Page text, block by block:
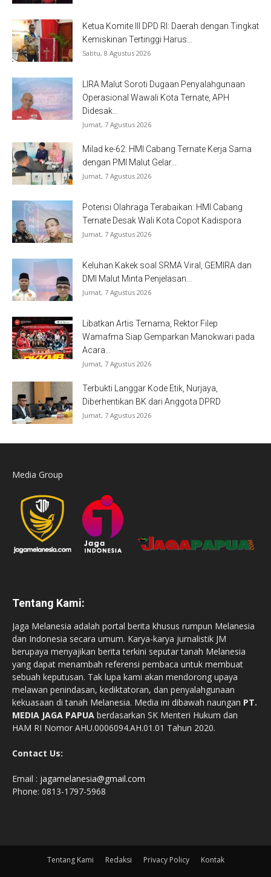
Ketua Komite III DPD RI: Daerah dengan Tingkat
Kemiskinan Tertinggi Harus...
Sabtu, 8 Agustus 2026
LIRA Malut Soroti Dugaan Penyalahgunaan
Operasional Wawali Kota Ternate, APH
Didesak...
Jumat, 7 Agustus 2026
Milad ke-62: HMI Cabang Ternate Kerja Sama
dengan PMI Malut Gelar...
Jumat, 7 Agustus 2026
Potensi Olahraga Terabaikan: HMI Cabang
Ternate Desak Wali Kota Copot Kadispora
Jumat, 7 Agustus 2026
Keluhan Kakek soal SRMA Viral, GEMIRA dan
DMI Malut Minta Penjelasan...
Jumat, 7 Agustus 2026
Libatkan Artis Ternama, Rektor Filep
Wamafma Siap Gemparkan Manokwari pada
Acara...
Jumat, 7 Agustus 2026
Terbukti Langgar Kode Etik, Nurjaya,
Diberhentikan BK dari Anggota DPRD
Jumat, 7 Agustus 2026
Media Group
Tentang Kami:
Jaga Melanesia adalah portal berita khusus rumpun Melanesia
dan Indonesia secara umum. Karya-karya jurnalistik JM
berupaya menyajikan berita terkini seputar tanah Melanesia
yang dapat menambah referensi pembaca untuk membuat
sebuah keputusan. Tak lupa kami akan mendorong upaya
melawan penindasan, kediktatoran, dan penyalahgunaan
kekuasaan di tanah Melanesia. Media ini dibawah naungan PT.
MEDIA JAGA PAPUA berdasarkan SK Menteri Hukum dan
HAM RI Nomor AHU.0006094.AH.01.01 Tahun 2020.
Contact Us:
Email : jagamelanesia@gmail.com
Phone: 0813-1797-5968
Tentang Kami Redaksi Privacy Policy Kontak